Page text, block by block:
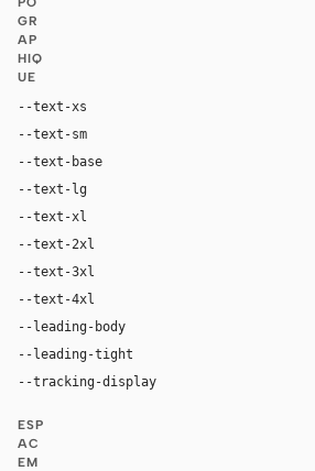
GR
AP
HIQ
UE
--text-xs
--text-sm
--text-base
--text-lg
--text-xl
--text-2xl
--text-3xl
--text-4xl
--leading-body
--leading-tight
--tracking-display
ESP
AC
EM